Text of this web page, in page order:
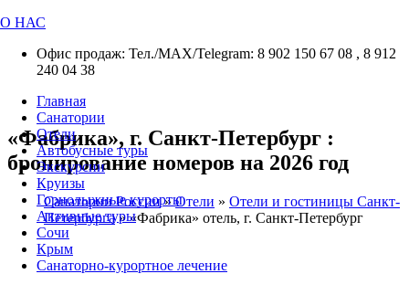
О НАС
Офис продаж: Тел./МАХ/Telegram: 8 902 150 67 08 , 8 912
240 04 38
Главная
Санатории
Отели
Автобусные туры
Экскурсии
Круизы
Горнолыжные курорты
Активные туры
Сочи
Крым
Санаторно-курортное лечение
«Фабрика», г. Санкт-Петербург :
бронирование номеров на 2026 год
Санатории России»Отели » Отели и гостиницы Санкт-
Петербурга»«Фабрика» отель, г. Санкт-Петербург